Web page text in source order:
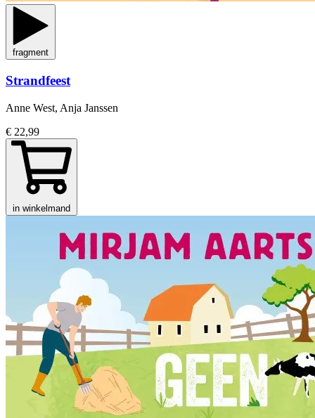
fragment
Strandfeest
Anne West, Anja Janssen
€ 22,99
in winkelmand